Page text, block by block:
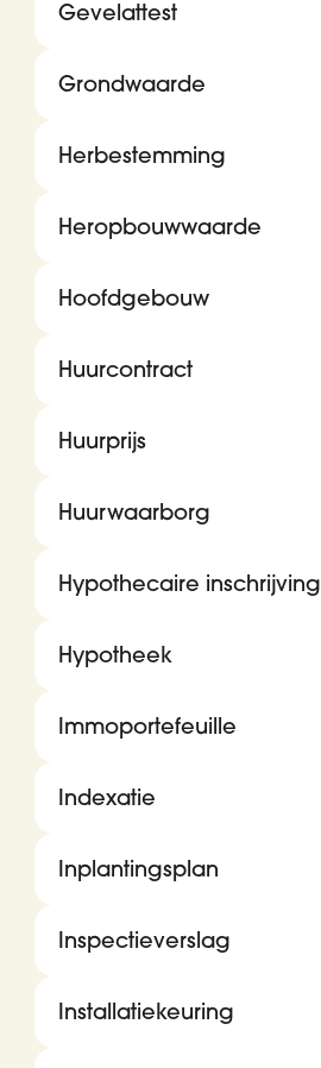
Gevelattest
Grondwaarde
Herbestemming
Heropbouwwaarde
Hoofdgebouw
Huurcontract
Huurprijs
Huurwaarborg
Hypothecaire inschrijving
Hypotheek
Immoportefeuille
Indexatie
Inplantingsplan
Inspectieverslag
Installatiekeuring